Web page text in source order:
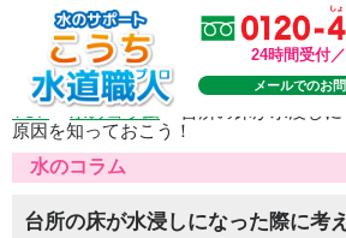
24時間受付
メールでのお
TOP>水のコラム >
原因を知っておこう！
水のコラム
台所の床が水浸しになった際に考